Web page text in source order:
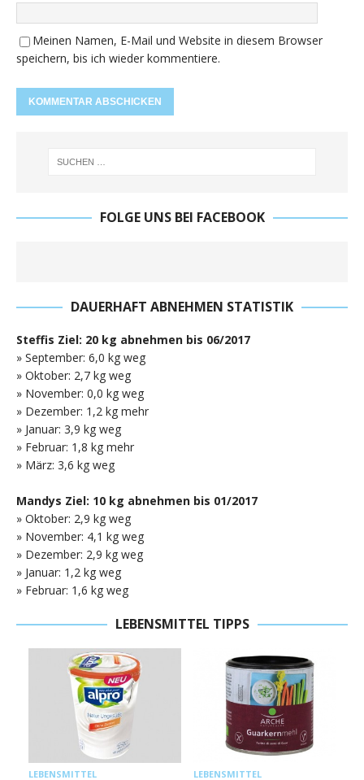
Meinen Namen, E-Mail und Website in diesem Browser
speichern, bis ich wieder kommentiere.
FOLGE UNS BEI FACEBOOK
DAUERHAFT ABNEHMEN STATISTIK
Steffis Ziel: 20 kg abnehmen bis 06/2017
» September: 6,0 kg weg
» Oktober: 2,7 kg weg
» November: 0,0 kg weg
» Dezember: 1,2 kg mehr
» Januar: 3,9 kg weg
» Februar: 1,8 kg mehr
» März: 3,6 kg weg
Mandys Ziel: 10 kg abnehmen bis 01/2017
» Oktober: 2,9 kg weg
» November: 4,1 kg weg
» Dezember: 2,9 kg weg
» Januar: 1,2 kg weg
» Februar: 1,6 kg weg
LEBENSMITTEL TIPPS
LEBENSMITTEL LEBENSMITTEL